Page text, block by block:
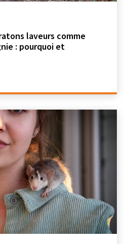
laveurs comme
: pourquoi et